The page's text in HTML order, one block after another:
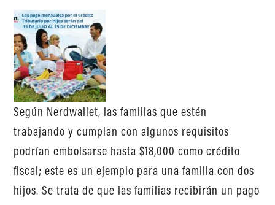
Según Nerdwallet, las familias que estén
trabajando y cumplan con algunos requisitos
podrían embolsarse hasta $18,000 como crédito
fiscal; este es un ejemplo para una familia con dos
hijos. Se trata de que las familias recibirán un pago